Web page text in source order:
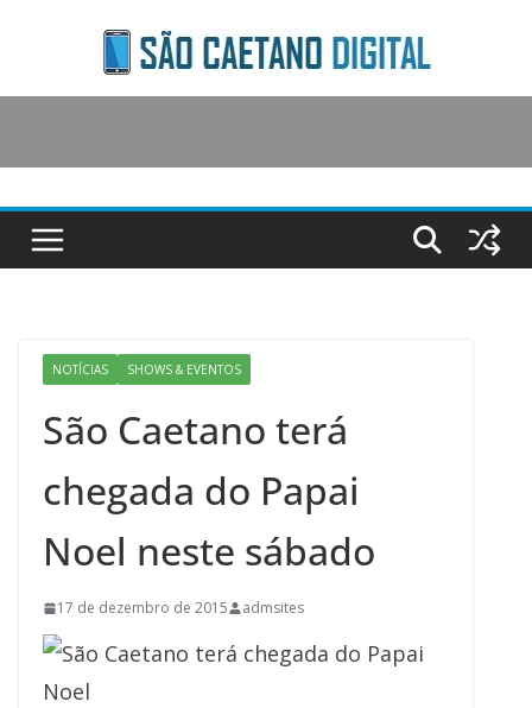
content
NOTÍCIAS SHOWS & EVENTOS
São Caetano terá
chegada do Papai
Noel neste sábado
17 de dezembro de 2015 admsites